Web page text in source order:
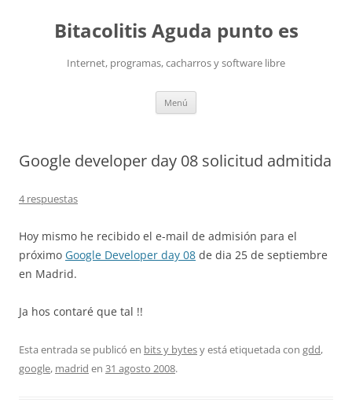
contenidoBitacolitis Aguda punto es
Internet, programas, cacharros y software libre
Menú
Google developer day 08 solicitud admitida
4 respuestas
Hoy mismo he recibido el e-mail de admisión para el
próximo Google Developer day 08 de dia 25 de septiembre
en Madrid.
Ja hos contaré que tal !!
Esta entrada se publicó en bits y bytesy está etiquetada con gdd,
google, madrid en 31 agosto 2008.